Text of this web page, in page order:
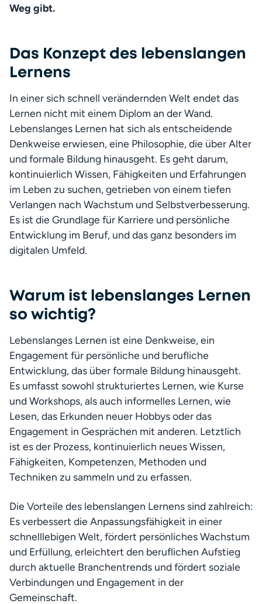
Weg gibt.
Das Konzept des lebenslangen
Lernens
In einer sich schnell verändernden Welt endet das
Lernen nicht mit einem Diplom an der Wand.
Lebenslanges Lernen hat sich als entscheidende
Denkweise erwiesen, eine Philosophie, die über Alter
und formale Bildung hinausgeht. Es geht darum,
kontinuierlich Wissen, Fähigkeiten und Erfahrungen
im Leben zu suchen, getrieben von einem tiefen
Verlangen nach Wachstum und Selbstverbesserung.
Es ist die Grundlage für Karriere und persönliche
Entwicklung im Beruf, und das ganz besonders im
digitalen Umfeld.
Warum ist lebenslanges Lernen
so wichtig?
Lebenslanges Lernen ist eine Denkweise, ein
Engagement für persönliche und berufliche
Entwicklung, das über formale Bildung hinausgeht.
Es umfasst sowohl strukturiertes Lernen, wie Kurse
und Workshops, als auch informelles Lernen, wie
Lesen, das Erkunden neuer Hobbys oder das
Engagement in Gesprächen mit anderen. Letztlich
ist es der Prozess, kontinuierlich neues Wissen,
Fähigkeiten, Kompetenzen, Methoden und
Techniken zu sammeln und zu erfassen.
Die Vorteile des lebenslangen Lernens sind zahlreich:
Es verbessert die Anpassungsfähigkeit in einer
schnelllebigen Welt, fördert persönliches Wachstum
und Erfüllung, erleichtert den beruflichen Aufstieg
durch aktuelle Branchentrends und fördert soziale
Verbindungen und Engagement in der
Gemeinschaft.